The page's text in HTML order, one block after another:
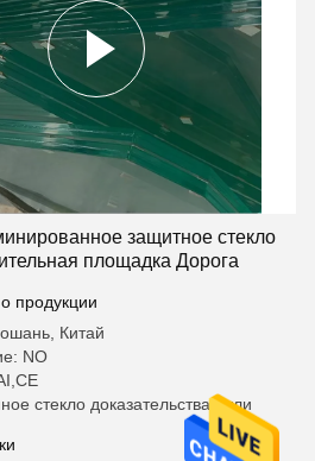
защитное стекло
площадка Дорога
продукции
Китай
NO
стекло доказательства пули